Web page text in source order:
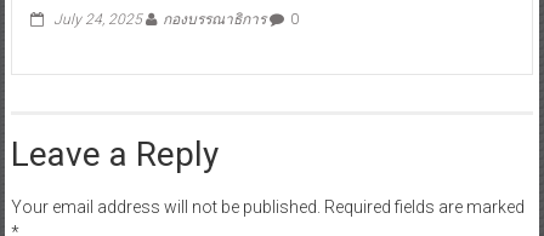
July 24, 2025 กองบรรณาธิการ 0
Leave a Reply
Your email address will not be published. Required fields are marked
*